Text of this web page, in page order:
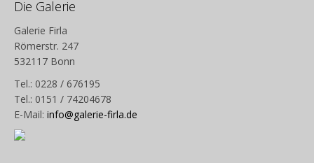
Die Galerie
Galerie Firla
Römerstr. 247
532117 Bonn
Tel.: 0228 / 676195
Tel.: 0151 / 74204678
E-Mail: info@galerie-firla.de